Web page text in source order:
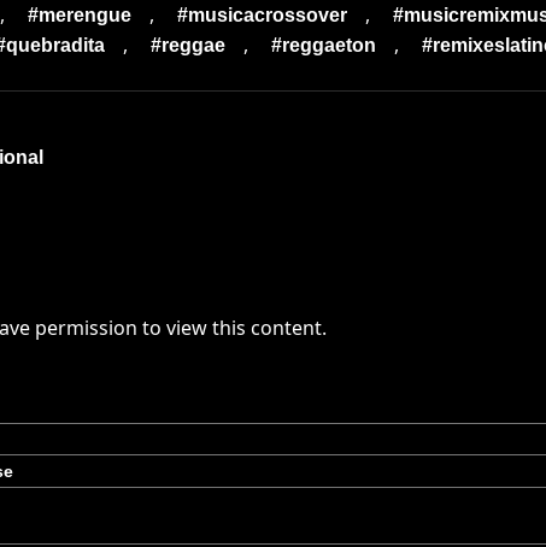
, #merengue , #musicacrossover ,
, #reggae , #reggaeton ,
permission to view this content.